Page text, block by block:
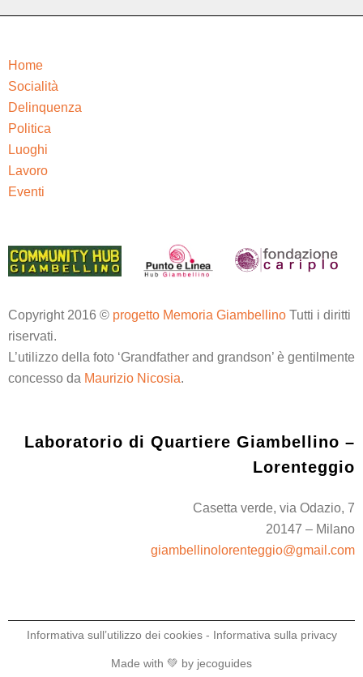
Home
Socialità
Delinquenza
Politica
Luoghi
Lavoro
Eventi
Copyright 2016 © progetto Memoria Giambellino Tutti i diritti
riservati.
L’utilizzo della foto ‘Grandfather and grandson’ è gentilmente
concesso da Maurizio Nicosia.
Laboratorio di Quartiere Giambellino –
Lorenteggio
Casetta verde, via Odazio, 7
20147 – Milano
giambellinolorenteggio@gmail.com
Informativa sull’utilizzo dei cookies- Informativa sulla privacy
Made with 💚 by jecoguides